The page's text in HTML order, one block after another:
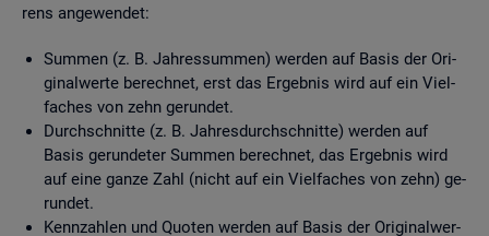
rens an­ge­wen­det:
Sum­men (z. B. Jah­res­sum­men) wer­den auf Basis der Ori­
gi­nal­wer­te be­rech­net, erst das Er­geb­nis wird auf ein Viel­
fa­ches von zehn ge­run­det.
Durch­schnit­te (z. B. Jah­res­durch­schnit­te) wer­den auf
Basis ge­run­de­ter Sum­men be­rech­net, das Er­geb­nis wird
auf eine ganze Zahl (nicht auf ein Viel­fa­ches von zehn) ge­
run­det.
Kenn­zah­len und Quo­ten wer­den auf Basis der Ori­gi­nal­wer­